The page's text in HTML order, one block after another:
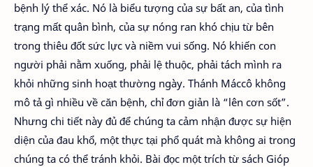
bệnh lý thể xác. Nó là biểu tượng của sự bất an, của tình
trạng mất quân bình, của sự nóng ran khó chịu từ bên
trong thiêu đốt sức lực và niềm vui sống. Nó khiến con
người phải nằm xuống, phải lệ thuộc, phải tách mình ra
khỏi những sinh hoạt thường ngày. Thánh Máccô không
mô tả gì nhiều về căn bệnh, chỉ đơn giản là “lên cơn sốt”.
Nhưng chi tiết này đủ để chúng ta cảm nhận được sự hiện
diện của đau khổ, một thực tại phổ quát mà không ai trong
chúng ta có thể tránh khỏi. Bài đọc một trích từ sách Gióp